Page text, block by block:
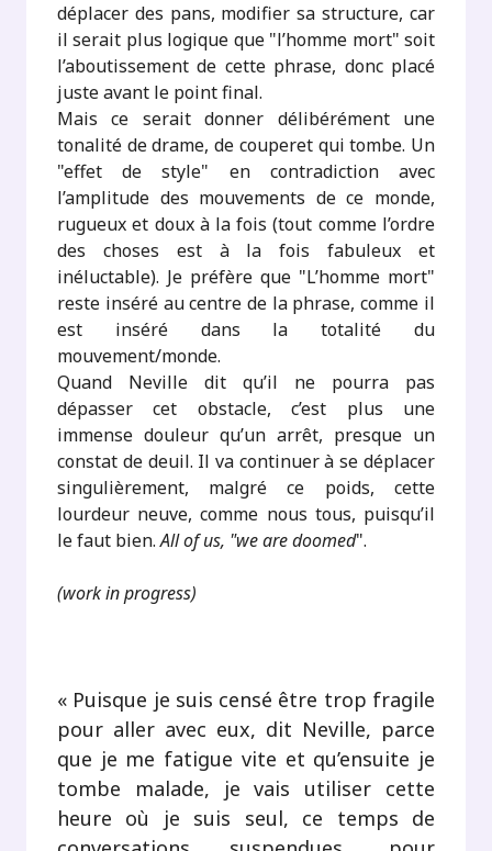
déplacer des pans, modifier sa structure, car
il serait plus logique que "l’homme mort" soit
l’aboutissement de cette phrase, donc placé
juste avant le point final.
Mais ce serait donner délibérément une
tonalité de drame, de couperet qui tombe. Un
"effet de style" en contradiction avec
l’amplitude des mouvements de ce monde,
rugueux et doux à la fois (tout comme l’ordre
des choses est à la fois fabuleux et
inéluctable). Je préfère que "L’homme mort"
reste inséré au centre de la phrase, comme il
est inséré dans la totalité du
mouvement/monde.
Quand Neville dit qu’il ne pourra pas
dépasser cet obstacle, c’est plus une
immense douleur qu’un arrêt, presque un
constat de deuil. Il va continuer à se déplacer
singulièrement, malgré ce poids, cette
lourdeur neuve, comme nous tous, puisqu’il
le faut bien.All of us, "we are doomed".
(work in progress)
« Puisque je suis censé être trop fragile
pour aller avec eux, dit Neville, parce
que je me fatigue vite et qu’ensuite je
tombe malade, je vais utiliser cette
heure où je suis seul, ce temps de